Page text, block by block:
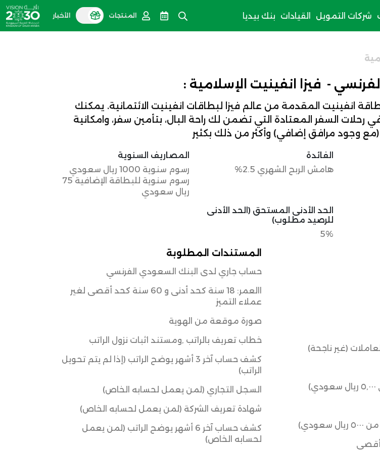
شركات التمويل القيادات بنك بيديا المنتجات الأخبار
- فيزا انفينيت الإسلامية :
انفينيت المقدمة من عالم فيزا لبطاقات انفينيت الائتمانية. يمكنك
رحلات السفر المعتادة التي تضمن لك راحة البال، بتأمين سفر، وامكانية
(مع وجود مرافق إضافي) وأكثر من ذلك بكثير
الفائدة
هامش الربح الشهري 2.5%
المصاريف السنوية
رسوم سنوية 1000 ريال سعودي
رسوم سنوية للبطاقة الإضافية 75
ريال سعودي
الحد الأدنى المستحق (الحد الأدنى
للرصيد مطلوب)
5%
(غير ناجحة)
المستندات المطلوبة
حساب جاري لدى البنك السعودي الفرنسي
االعمر: 18 سنة كحد أدنى و 60 سنة كحد أقصى لغير
عملاء التميز
صورة موقعة من الهوية
خطاب تعريف بالراتب ,ومستند اثبات نزول الراتب
كشف حساب آخر 3 أشهر يوضح الراتب (إذا لم يتم تحويل
الراتب)
السجل التجاري (لمن يعمل لحسابه الخاص)
شهادة تعريف الشركة (لمن يعمل لحسابه الخاص)
كشف حساب آخر 6 أشهر يوضح الراتب (لمن يعمل
لحسابه الخاص)